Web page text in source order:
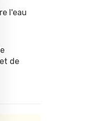
l'eau
de